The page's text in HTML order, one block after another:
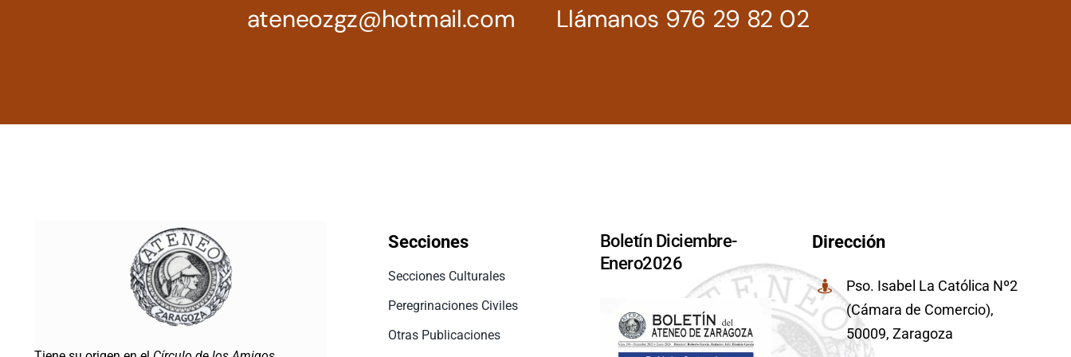
ateneozgz@hotmail.com Llámanos 976 29 82 02
Secciones
Secciones Culturales
Peregrinaciones Civiles
Otras Publicaciones
Boletín Diciembre-
Enero2026
Dirección
Pso. Isabel La Católica Nº2
(Cámara de Comercio),
50009, Zaragoza